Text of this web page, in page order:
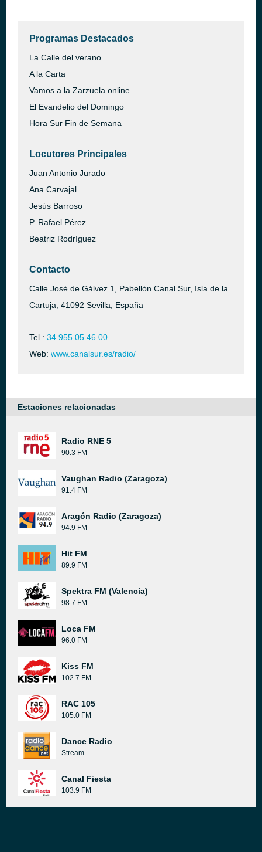
Programas Destacados
La Calle del verano
A la Carta
Vamos a la Zarzuela online
El Evandelio del Domingo
Hora Sur Fin de Semana
Locutores Principales
Juan Antonio Jurado
Ana Carvajal
Jesús Barroso
P. Rafael Pérez
Beatriz Rodríguez
Contacto
Calle José de Gálvez 1, Pabellón Canal Sur, Isla de la
Cartuja, 41092 Sevilla, España
Tel.: 34 955 05 46 00
Web: www.canalsur.es/radio/
Estaciones relacionadas
Radio RNE 5
90.3 FM
Vaughan Radio (Zaragoza)
91.4 FM
Aragón Radio (Zaragoza)
94.9 FM
Hit FM
89.9 FM
Spektra FM (Valencia)
98.7 FM
Loca FM
96.0 FM
Kiss FM
102.7 FM
RAC 105
105.0 FM
Dance Radio
Stream
Canal Fiesta
103.9 FM